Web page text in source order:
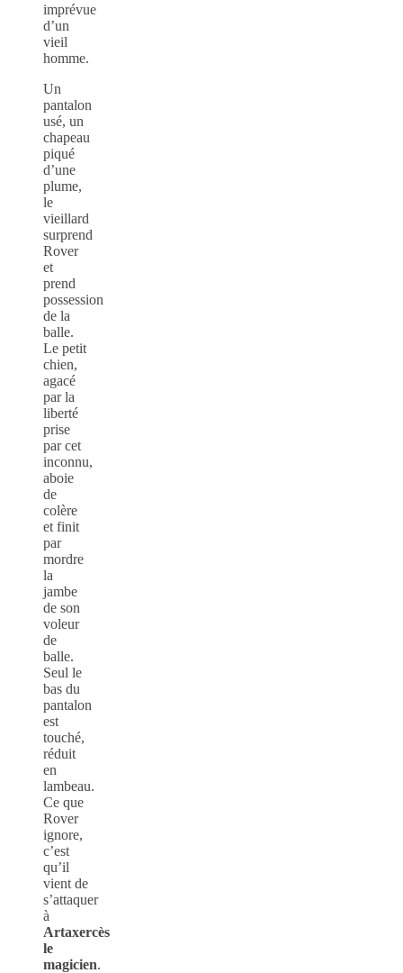
imprévue
d’un
vieil
homme.
Un
pantalon
usé, un
chapeau
piqué
d’une
plume,
le
vieillard
surprend
Rover
et
prend
possession
de la
balle.
Le petit
chien,
agacé
par la
liberté
prise
par cet
inconnu,
aboie
de
colère
et finit
par
mordre
la
jambe
de son
voleur
de
balle.
Seul le
bas du
pantalon
est
touché,
réduit
en
lambeau.
Ce que
Rover
ignore,
c’est
qu’il
vient de
s’attaquer
à
Artaxercès
le
magicien.